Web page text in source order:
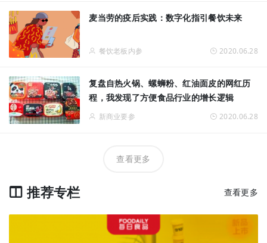
麦当劳的疫后实践：数字化指引餐饮未来
餐饮老板内参 2020.06.28
复盘自热火锅、螺蛳粉、红油面皮的网红历
程，我发现了方便食品行业的增长逻辑
新商业要参 2020.06.28
查看更多
推荐专栏 查看更多